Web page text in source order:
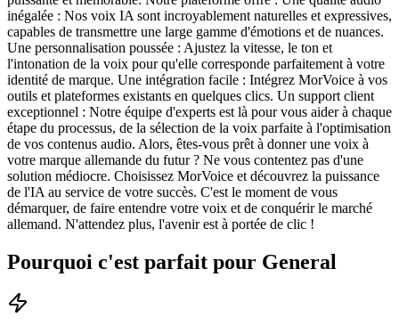
inégalée : Nos voix IA sont incroyablement naturelles et expressives,
capables de transmettre une large gamme d'émotions et de nuances.
Une personnalisation poussée : Ajustez la vitesse, le ton et
l'intonation de la voix pour qu'elle corresponde parfaitement à votre
identité de marque. Une intégration facile : Intégrez MorVoice à vos
outils et plateformes existants en quelques clics. Un support client
exceptionnel : Notre équipe d'experts est là pour vous aider à chaque
étape du processus, de la sélection de la voix parfaite à l'optimisation
de vos contenus audio. Alors, êtes-vous prêt à donner une voix à
votre marque allemande du futur ? Ne vous contentez pas d'une
solution médiocre. Choisissez MorVoice et découvrez la puissance
de l'IA au service de votre succès. C'est le moment de vous
démarquer, de faire entendre votre voix et de conquérir le marché
allemand. N'attendez plus, l'avenir est à portée de clic !
Pourquoi c'est parfait pour General